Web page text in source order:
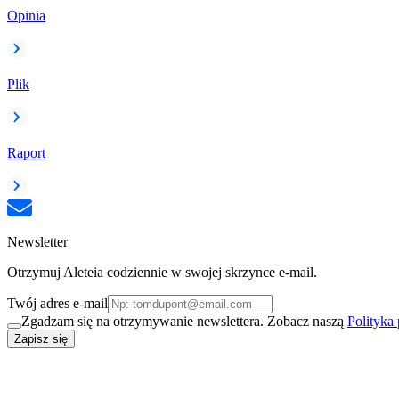
Opinia
Plik
Raport
Newsletter
Otrzymuj Aleteia codziennie w swojej skrzynce e-mail.
Twój adres e-mail
Zgadzam się na otrzymywanie newslettera. Zobacz naszą Polityka
Zapisz się